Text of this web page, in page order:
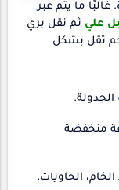
غالبًا ما يتم عبر
علي ثم نقل بري
تقل بشكل
منخفضة
الحاويات.